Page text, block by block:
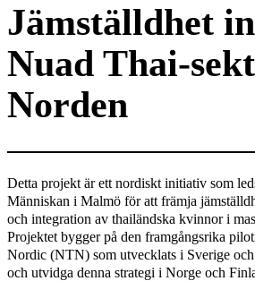
Jämställdhet
Nuad Thai-
Norden
Detta projekt är ett nordiskt initiativ som
Människan i Malmö för att främja
och integration av thailändska kvinnor i
Projektet bygger på den framgångsrika
Nordic (NTN) som utvecklats i Sverige
och utvidga denna strategi i Norge och